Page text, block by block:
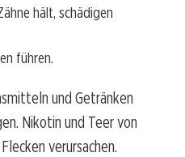
hält, schädigen
führen.
und Getränken
Nikotin und Teer von
verursachen.